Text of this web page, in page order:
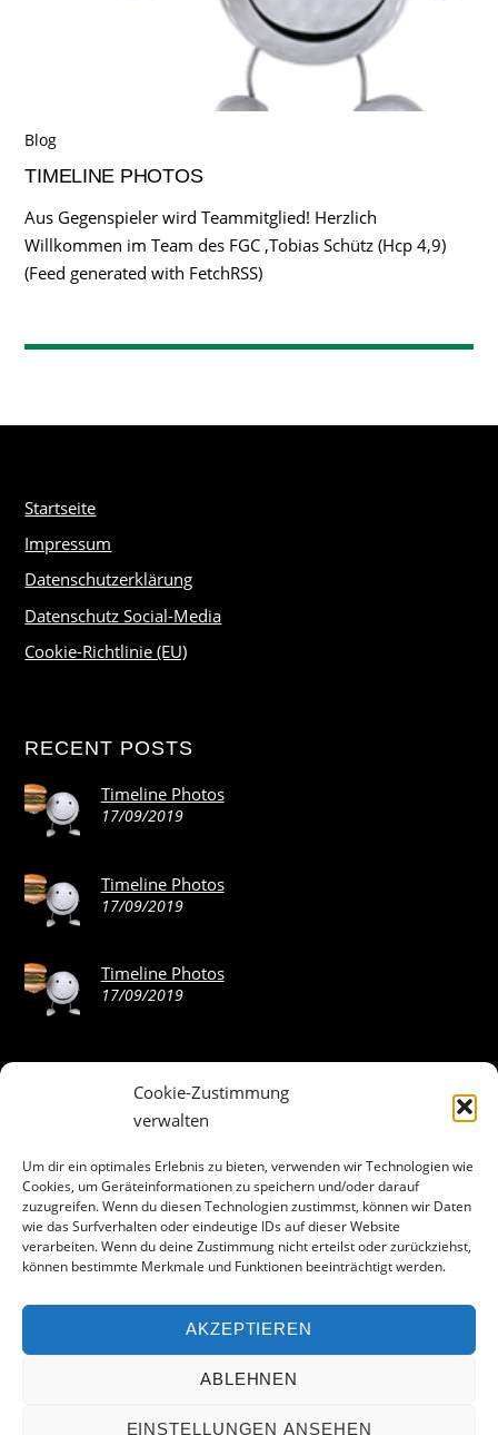
Cookie-Zustimmung
verwalten
Um dir ein optimales Erlebnis zu bieten, verwenden wir Technologien wie
Cookies, um Geräteinformationen zu speichern und/oder darauf
zuzugreifen. Wenn du diesen Technologien zustimmst, können wir Daten
wie das Surfverhalten oder eindeutige IDs auf dieser Website
verarbeiten. Wenn du deine Zustimmung nicht erteilst oder zurückziehst,
können bestimmte Merkmale und Funktionen beeinträchtigt werden.
AKZEPTIEREN
ABLEHNEN
EINSTELLUNGEN ANSEHEN
Blog
TIMELINE PHOTOS
Aus Gegenspieler wird Teammitglied! Herzlich
Willkommen im Team des FGC ,Tobias Schütz (Hcp 4,9)
(Feed generated with FetchRSS)
Startseite
Impressum
Datenschutzerklärung
Datenschutz Social-Media
Cookie-Richtlinie (EU)
RECENT POSTS
Timeline Photos
17/09/2019
Timeline Photos
17/09/2019
Timeline Photos
17/09/2019
ABOUT THE LANDING THEME…
The Landing theme is a one-page design WordPress theme
that’s focused on getting your audience to follow-through
with your call-to-action. Built to work seamlessly with our
drag & drop Builder plugin, it gives you the ability to
customize the look and feel of your content.